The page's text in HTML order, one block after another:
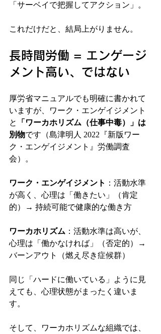
「サーベイで把握してアクション」。
これだけだと、結局上がりません。
長時間労働 = エンゲージ
メント高い、ではない
厚労省マニュアルでも明確に書かれて
いますが、ワーク・エンゲイジメント
と
「ワーカホリズム（仕事中毒）」は
別物です（島津明人 2022『新版ワー
ク・エンゲイジメント』労働調査
会）。
ワーク・エンゲイジメント ：活動水準
が高く、心理は「働きたい」（肯定
的）→ 持続可能で健康的な働き方
ワーカホリズム ：活動水準は高いが、
心理は「働かなければ」（否定的）→
バーンアウト（燃え尽き症候群）
同じ「ハードに働いている」ように見
えても、心理状態がまったく違いま
す。
そして、ワーカホリズムな組織では、